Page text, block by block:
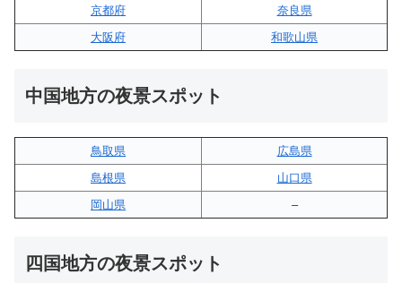
京都府
奈良県
大阪府
和歌山県
中国地方の夜景スポット
鳥取県
広島県
島根県
山口県
岡山県
–
四国地方の夜景スポット